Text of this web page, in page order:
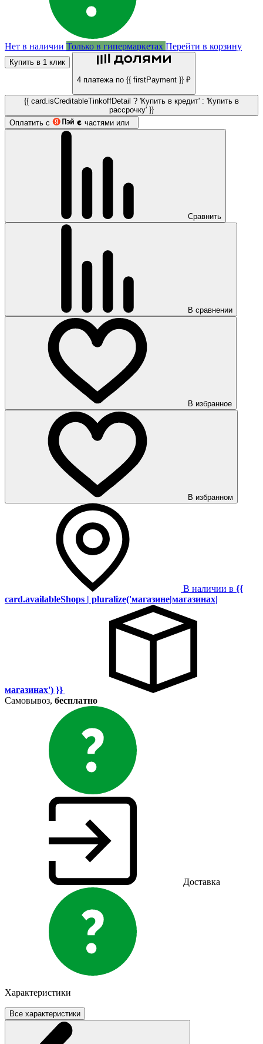
Нет в наличии Только в гипермаркетах Перейти в корзину
Купить в 1 клик
4 платежа по {{ firstPayment }} ₽
{{ card.isCreditableTinkoffDetail ? 'Купить в кредит' : 'Купить в
рассрочку' }}
Оплатить с
частями или
Сравнить
В сравнении
В избранное
В избранном
В наличии в {{
card.availableShops | pluralize('магазине|магазинах|
магазинах') }}
Самовывоз, бесплатно
Доставка
Характеристики
Все характеристики